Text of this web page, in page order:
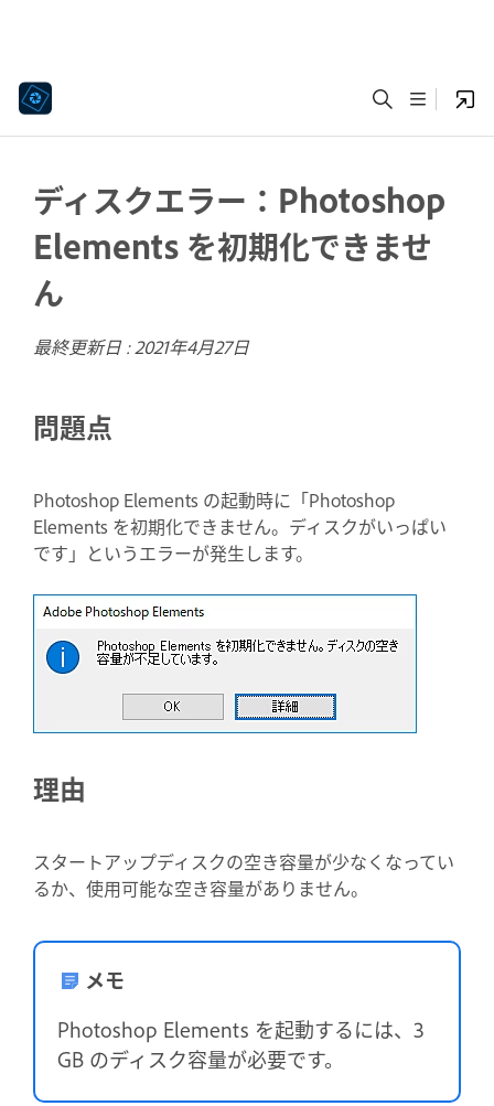
ディスクエラー：Photoshop
Elements を初期化できませ
ん
最終更新日 :2021年4月27日
問題点
Photoshop Elements の起動時に「Photoshop
Elements を初期化できません。ディスクがいっぱい
です」というエラーが発生します。
理由
スタートアップディスクの空き容量が少なくなってい
るか、使用可能な空き容量がありません。
メモ
Photoshop Elements を起動するには、3
GB のディスク容量が必要です。